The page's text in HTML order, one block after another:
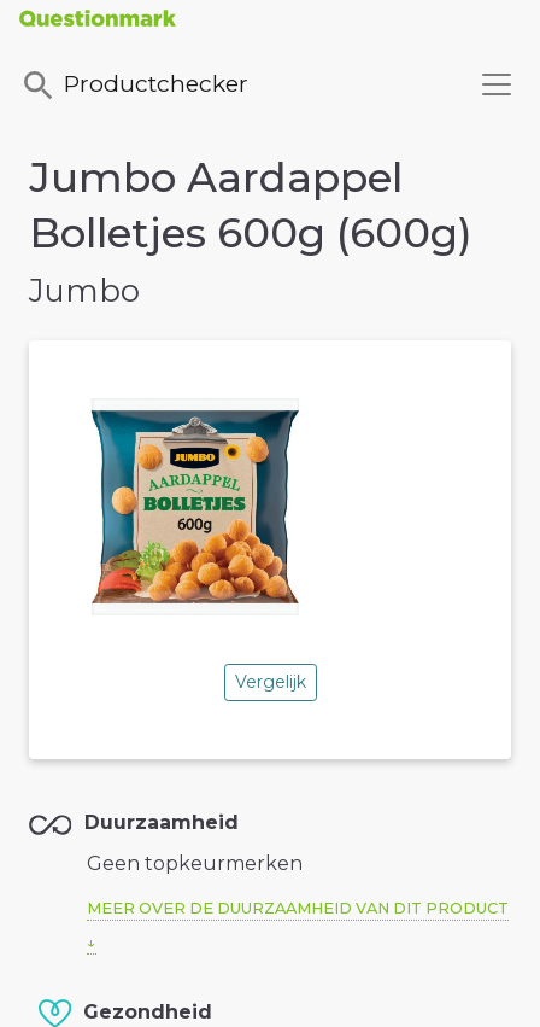
Productchecker
Jumbo Aardappel
Bolletjes 600g (600g)
Jumbo
Vergelijk
Duurzaamheid
Geen topkeurmerken
MEER OVER DE DUURZAAMHEID VAN DIT PRODUCT
Gezondheid